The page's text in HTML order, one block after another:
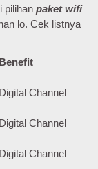
pilihan paket wifi
lo. Cek listnya
Benefit
Digital Channel
Digital Channel
Digital Channel